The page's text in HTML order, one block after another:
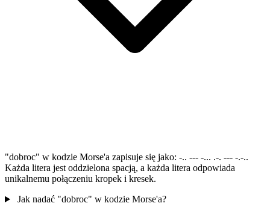
"dobroc" w kodzie Morse'a zapisuje się jako: -.. --- -... .-. --- -.-..
Każda litera jest oddzielona spacją, a każda litera odpowiada
unikalnemu połączeniu kropek i kresek.
Jak nadać "dobroc" w kodzie Morse'a?